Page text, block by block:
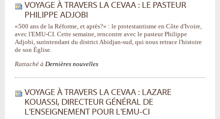
VOYAGE À TRAVERS LA CEVAA : LE PASTEUR
PHILIPPE ADJOBI
«500 ans de la Réforme, et après?» : le protestantisme en Côte d'Ivoire,
avec l'EMU-CI. Cette semaine, rencontre avec le pasteur Philippe
Adjobi, surintendant du district Abidjan-sud, qui nous retrace l'histoire
de son Église.
Rattaché à Dernières nouvelles
VOYAGE À TRAVERS LA CEVAA : LAZARE
KOUASSI, DIRECTEUR GÉNÉRAL DE
L'ENSEIGNEMENT POUR L'EMU-CI